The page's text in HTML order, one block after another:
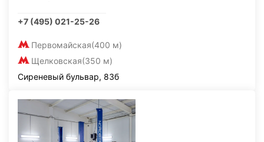
+7 (495) 021-25-26
Первомайская(400 м)
Щелковская(350 м)
Сиреневый бульвар, 83б